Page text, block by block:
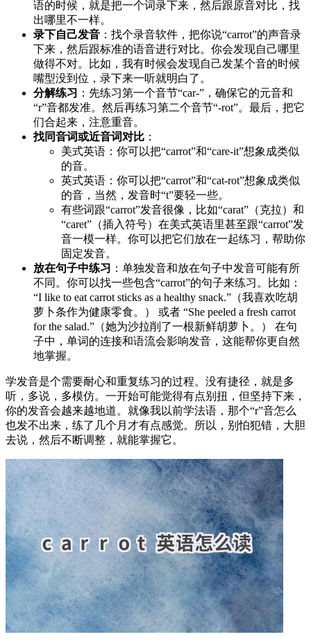
语的时候，就是把一个词录下来，然后跟原音对比，找
出哪里不一样。
录下自己发音 ：找个录音软件，把你说“carrot”的声音录
下来，然后跟标准的语音进行对比。你会发现自己哪里
做得不对。比如，我有时候会发现自己发某个音的时候
嘴型没到位，录下来一听就明白了。
分解练习 ：先练习第一个音节“car-”，确保它的元音和
“r”音都发准。然后再练习第二个音节“-rot”。最后，把它
们合起来，注意重音。
找同音词或近音词对比 ：
美式英语：你可以把“carrot”和“care-it”想象成类似
的音。
英式英语：你可以把“carrot”和“cat-rot”想象成类似
的音，当然，发音时“t”要轻一些。
有些词跟“carrot”发音很像，比如“carat”（克拉）和
“caret”（插入符号）在美式英语里甚至跟“carrot”发
音一模一样。你可以把它们放在一起练习，帮助你
固定发音。
放在句子中练习 ：单独发音和放在句子中发音可能有所
不同。你可以找一些包含“carrot”的句子来练习。比如：
“I like to eat carrot sticks as a healthy snack.”（我喜欢吃胡
萝卜条作为健康零食。） 或者 “She peeled a fresh carrot
for the salad.”（她为沙拉削了一根新鲜胡萝卜。） 在句
子中，单词的连接和语流会影响发音，这能帮你更自然
地掌握。
学发音是个需要耐心和重复练习的过程。没有捷径，就是多
听，多说，多模仿。一开始可能觉得有点别扭，但坚持下来，
你的发音会越来越地道。就像我以前学法语，那个“r”音怎么
也发不出来，练了几个月才有点感觉。所以，别怕犯错，大胆
去说，然后不断调整，就能掌握它。